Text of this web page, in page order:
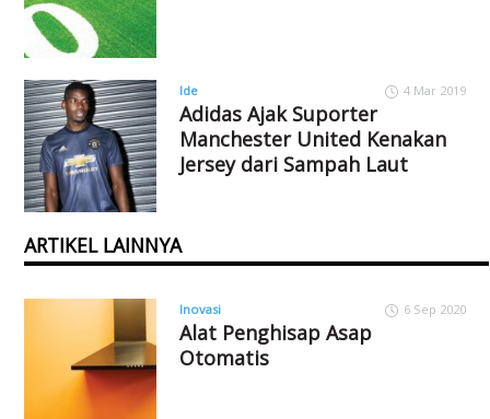
Ide 4 Mar 2019
Adidas Ajak Suporter
Manchester United Kenakan
Jersey dari Sampah Laut
ARTIKEL LAINNYA
Inovasi 6 Sep 2020
Alat Penghisap Asap
Otomatis